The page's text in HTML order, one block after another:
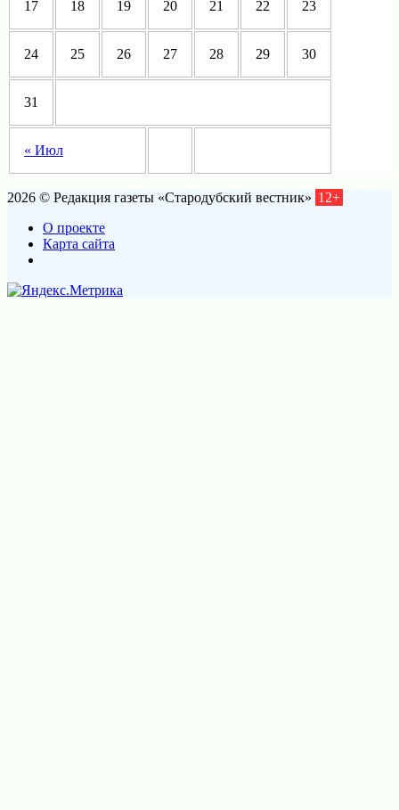
« Июл
17 18 19 20 21 22 23
24 25 26 27 28 29 30
31
2026 © Редакция газеты «Стародубский вестник» 12+
О проекте
Карта сайта